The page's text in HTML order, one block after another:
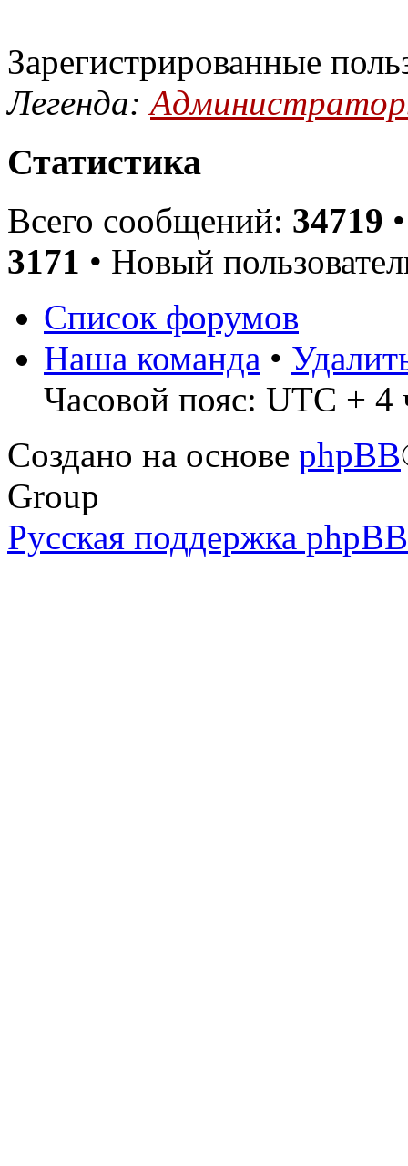
Зарегистрированные
Легенда:
Статистика
Всего сообщений: 34719
3171 • Новый
Список форумов
Наша команда •
Часовой пояс: UTC + 4
Создано на основе phpBB
Group
Русская поддержка phpBB